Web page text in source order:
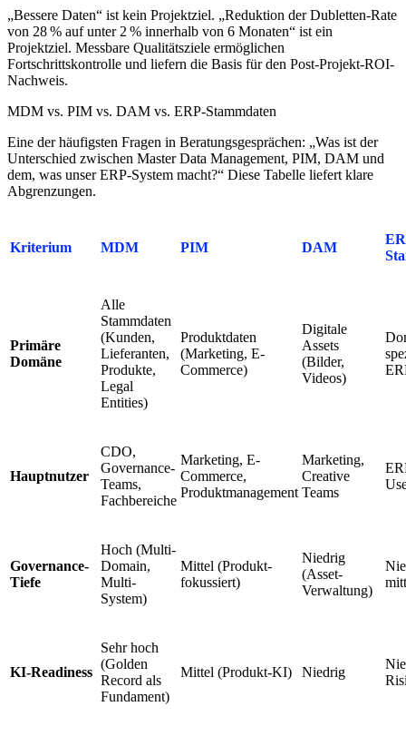
„Bessere Daten“ ist kein Projektziel. „Reduktion der Dubletten-Rate
von 28 % auf unter 2 % innerhalb von 6 Monaten“ ist ein
Projektziel. Messbare Qualitätsziele ermöglichen
Fortschrittskontrolle und liefern die Basis für den Post-Projekt-ROI-
Nachweis.
MDM vs. PIM vs. DAM vs. ERP-Stammdaten
Eine der häufigsten Fragen in Beratungsgesprächen: „Was ist der
Unterschied zwischen Master Data Management, PIM, DAM und
dem, was unser ERP-System macht?“ Diese Tabelle liefert klare
Abgrenzungen.
Kriterium MDM PIM DAM
Primäre
Domäne
Alle
Stammdaten
(Kunden,
Lieferanten,
Produkte,
Legal
Entities)
Produktdaten
(Marketing, E-
Commerce)
Digitale
Assets
(Bilder,
Videos)
Hauptnutzer
CDO,
Governance-
Teams,
Fachbereiche
Marketing, E-
Commerce,
Produktmanagement
Marketing,
Creative
Teams
Governance-
Tiefe
Hoch (Multi-
Domain,
Multi-
System)
Mittel (Produkt-
fokussiert)
Niedrig
(Asset-
Verwaltung)
KI-Readiness
Sehr hoch
(Golden
Record als
Fundament)
Mittel (Produkt-KI) Niedrig